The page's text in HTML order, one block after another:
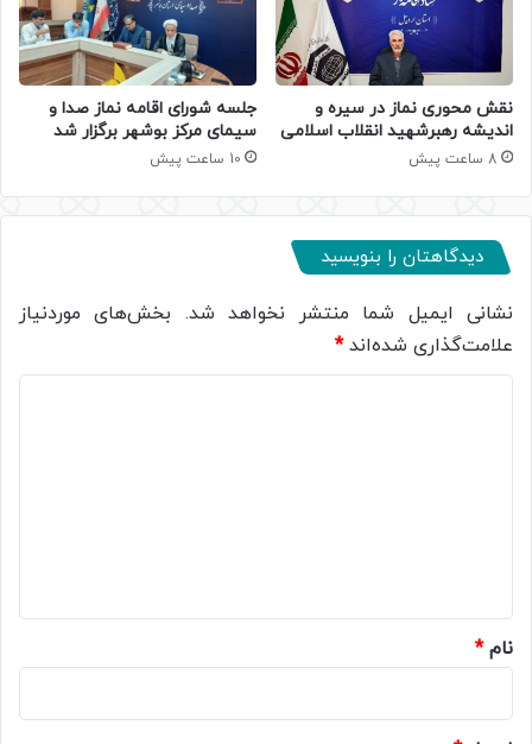
نقش محوری نماز در سیره و
اندیشه رهبرشهید انقلاب اسلامی
8 ساعت پیش
جلسه شورای اقامه نماز صدا و
سیمای مرکز بوشهر برگزار شد
10 ساعت پیش
دیدگاهتان را بنویسید
نشانی ایمیل شما منتشر نخواهد شد. بخش‌های موردنیاز
علامت‌گذاری شده‌اند*
نام*